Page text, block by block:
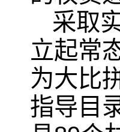
采取
立起常
为大比
指导目